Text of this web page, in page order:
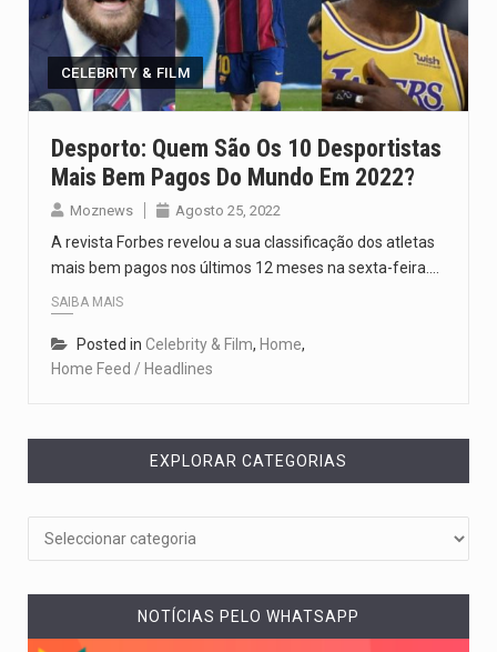
A cidade de Bunia, capital da província de Ituri, tornou-se…
Legislação, renomeada em homenagem ao falecido senador Lindsey Graham, foi…
CELEBRITY & FILM
Desporto: Quem São Os 10 Desportistas
Mais Bem Pagos Do Mundo Em 2022?
Moznews Agosto 25, 2022
A revista Forbes revelou a sua classificação dos atletas
mais bem pagos nos últimos 12 meses na sexta-feira.…
SAIBA MAIS
Posted in Celebrity & Film, Home,
Home Feed / Headlines
EXPLORAR CATEGORIAS
NOTÍCIAS PELO WHATSAPP